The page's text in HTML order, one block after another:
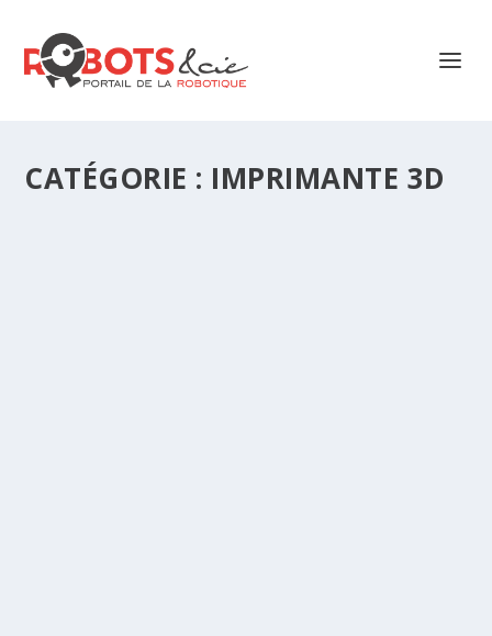
CATÉGORIE : IMPRIMANTE 3D